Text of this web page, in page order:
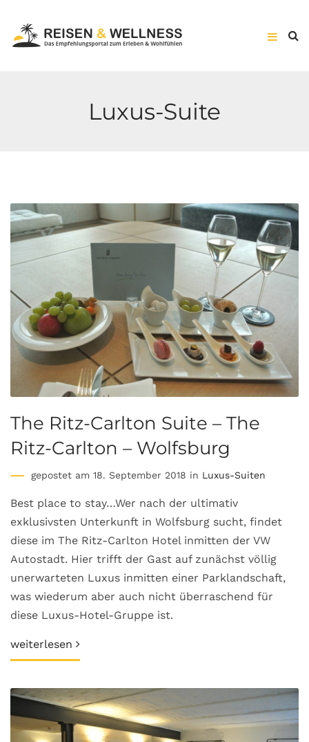
Luxus-Suite
The Ritz-Carlton Suite – The
Ritz-Carlton – Wolfsburg
gepostet am 18. September 2018 in Luxus-Suiten
Best place to stay…Wer nach der ultimativ
exklusivsten Unterkunft in Wolfsburg sucht, findet
diese im The Ritz-Carlton Hotel inmitten der VW
Autostadt. Hier trifft der Gast auf zunächst völlig
unerwarteten Luxus inmitten einer Parklandschaft,
was wiederum aber auch nicht überraschend für
diese Luxus-Hotel-Gruppe ist.
weiterlesen